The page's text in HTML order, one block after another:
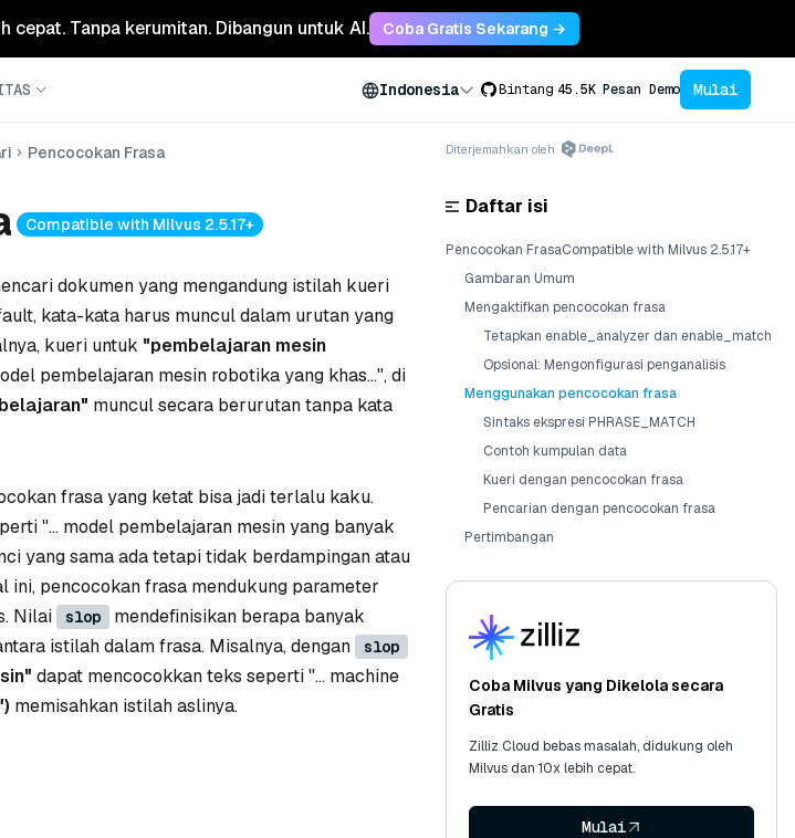
Tanpa kerumitan. Dibangun untuk AI. Coba Gratis Sekarang →
Indonesia Bintang 45.5K Pesan Demo Mulai
Pencocokan Frasa
Compatible with Milvus 2.5.17+
dokumen yang mengandung istilah kueri
kata-kata harus muncul dalam urutan yang
kueri untuk "pembelajaran mesin
pembelajaran mesin robotika yang khas...",di
muncul secara berurutan tanpa kata
frasa yang ketat bisa jadi terlalu kaku.
"... model pembelajaran mesin yang banyak
yang sama ada tetapi tidak berdampingan atau
ini, pencocokan frasa mendukung parameter
Nilai slop
mendefinisikan berapa banyak
istilah dalam frasa. Misalnya, dengan
slop
dapat mencocokkan teks seperti"... machine
memisahkan istilah aslinya.
Diterjemahkan oleh
Daftar isi
Pencocokan FrasaCompatible with Milvus 2.5.17+
Gambaran Umum
Mengaktifkan pencocokan frasa
Tetapkan enable_analyzer dan enable_match
Opsional: Mengonfigurasi penganalisis
Menggunakan pencocokan frasa
Sintaks ekspresi PHRASE_MATCH
Contoh kumpulan data
Kueri dengan pencocokan frasa
Pencarian dengan pencocokan frasa
Pertimbangan
Coba Milvus yang Dikelola secara
Gratis
Zilliz Cloud bebas masalah, didukung oleh
Milvus dan 10x lebih cepat.
Mulai